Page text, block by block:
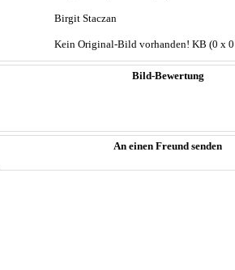
Birgit Staczan
Kein Original-Bild vorhanden! KB (0 x
Bild-Bewertung
An einen Freund senden